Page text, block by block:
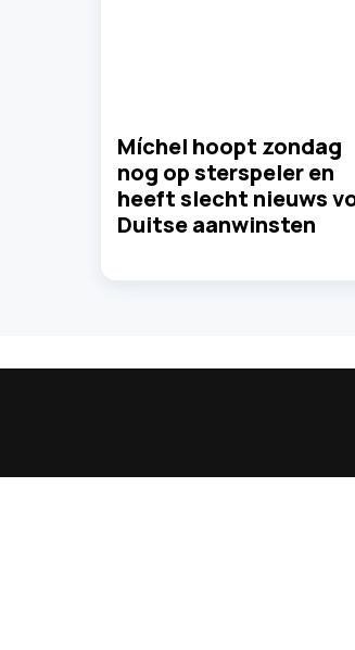
Míchel hoopt zondag
nog op sterspeler en
heeft slecht nieuws
Duitse aanwinsten